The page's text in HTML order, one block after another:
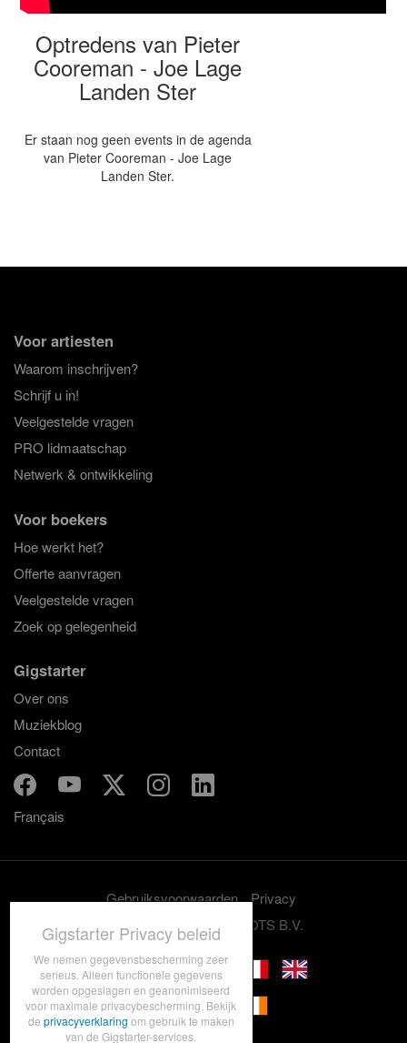
Optredens van Pieter
Cooreman - Joe Lage
Landen Ster
Er staan nog geen events in de agenda
van Pieter Cooreman - Joe Lage
Landen Ster.
Voor artiesten
Waarom inschrijven?
Schrijf u in!
Veelgestelde vragen
PRO lidmaatschap
Netwerk & ontwikkeling
Voor boekers
Hoe werkt het?
Offerte aanvragen
Veelgestelde vragen
Zoek op gelegenheid
Gigstarter
Over ons
Muziekblog
Contact
Français
Gebruiksvoorwaarden
Privacy
© 2012-2026 GRASSROOTS B.V.
Gigstarter Privacy beleid
We nemen gegevensbescherming zeer
serieus. Alleen functionele gegevens
worden opgeslagen en geanonimiseerd
voor maximale privacybescherming. Bekijk
de privacyverklaring om gebruik te maken
van de Gigstarter-services.